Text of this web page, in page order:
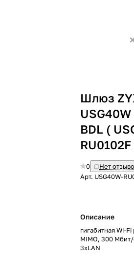
Шлюз
USG40W
BDL (
RU0102F
0
Нет
Арт. USG40W-
Описание
гигабитная Wi-
MIMO, 300
3xLAN